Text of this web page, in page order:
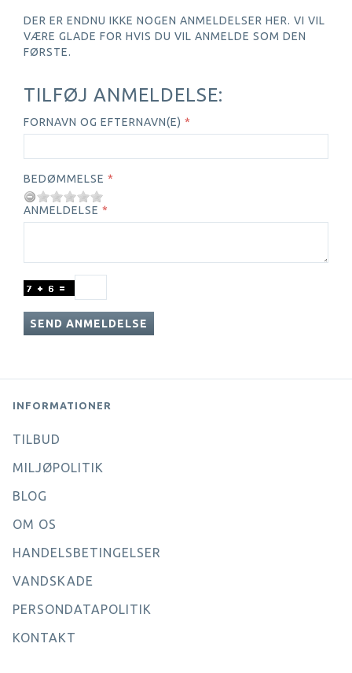
DER ER ENDNU IKKE NOGEN ANMELDELSER HER. VI VIL
VÆRE GLADE FOR HVIS DU VIL ANMELDE SOM DEN
FØRSTE.
TILFØJ ANMELDELSE:
FORNAVN OG EFTERNAVN(E)
BEDØMMELSE
ANMELDELSE
SEND ANMELDELSE
INFORMATIONER
TILBUD
MILJØPOLITIK
BLOG
OM OS
HANDELSBETINGELSER
VANDSKADE
PERSONDATAPOLITIK
KONTAKT